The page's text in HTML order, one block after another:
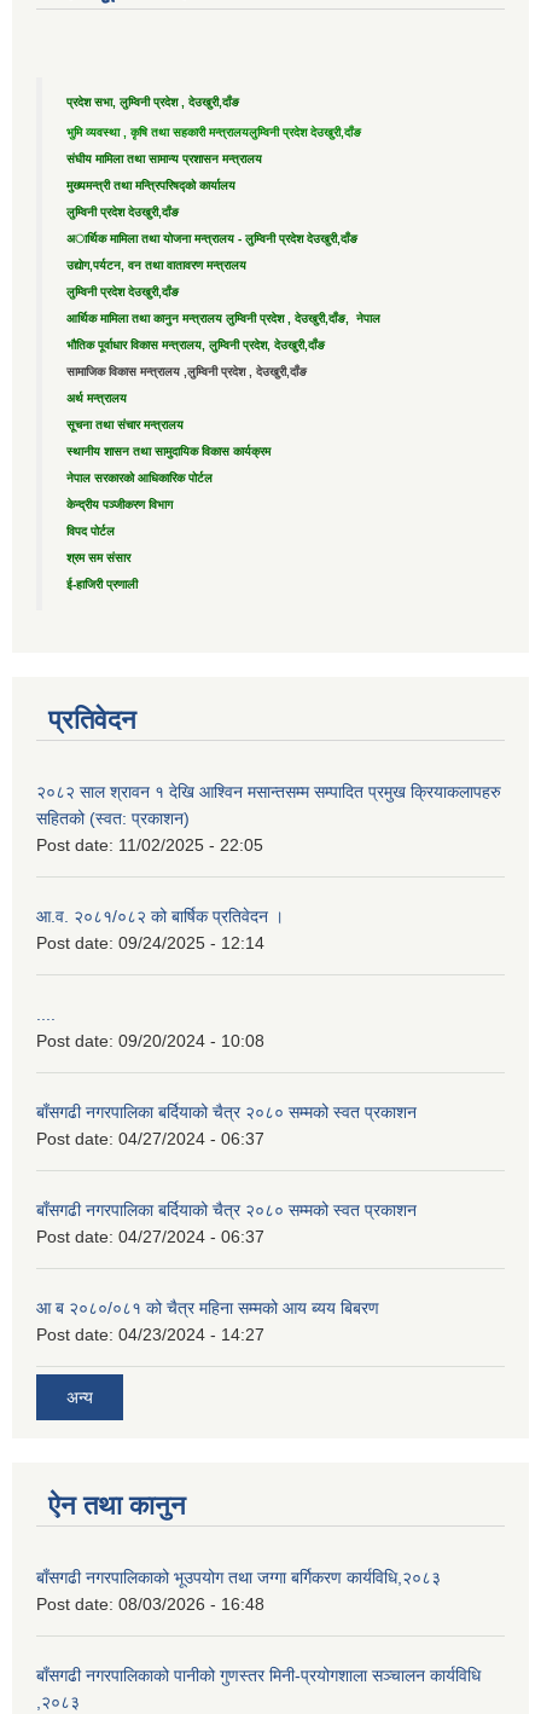
प्रदेश सभा, लुम्विनी प्रदेश , देउखुरी,दाँङ
भुमि व्यवस्था , कृषि तथा सहकारी मन्त्रालयलुम्विनी प्रदेश देउखुरी,दाँङ
संघीय मामिला तथा सामान्य प्रशासन मन्त्रालय
मुख्यमन्त्री तथा मन्त्रिपरिषद्को कार्यालय
लुम्विनी प्रदेश देउखुरी,दाँङ
अार्थिक मामिला तथा योजना मन्त्रालय - लुम्विनी प्रदेश देउखुरी,दाँङ
उद्याेग,पर्यटन, वन तथा वातावरण मन्त्रालय
लुम्विनी प्रदेश देउखुरी,दाँङ
आर्थिक मामिला तथा कानुन मन्त्रालय लुम्विनी प्रदेश , देउखुरी,दाँङ, नेपाल
भौतिक पूर्वाधार विकास मन्त्रालय, लुम्विनी प्रदेश, देउखुरी,दाँङ
सामाजिक विकास मन्त्रालय ,लुम्विनी प्रदेश , देउखुरी,दाँङ
अर्थ मन्त्रालय
सूचना तथा संचार मन्त्रालय
स्थानीय शासन तथा सामुदायिक विकास कार्यक्रम
नेपाल सरकारको आधिकारिक पोर्टल
केन्द्रीय पञ्जीकरण विभाग
विपद पोर्टल
श्रम सम संसार
ई-हाजिरी प्रणाली
प्रतिवेदन
२०८२ साल श्रावन १ देखि आश्विन मसान्तसम्म सम्पादित प्रमुख क्रियाकलापहरु
सहितको (स्वत: प्रकाशन)
Post date: 11/02/2025 - 22:05
आ.व. २०८१/०८२ को बार्षिक प्रतिवेदन ।
Post date: 09/24/2025 - 12:14
....
Post date: 09/20/2024 - 10:08
बाँसगढी नगरपालिका बर्दियाको चैत्र २०८० सम्मको स्वत प्रकाशन
Post date: 04/27/2024 - 06:37
बाँसगढी नगरपालिका बर्दियाको चैत्र २०८० सम्मको स्वत प्रकाशन
Post date: 04/27/2024 - 06:37
आ ब २०८०/०८१ को चैत्र महिना सम्मको आय ब्यय बिबरण
Post date: 04/23/2024 - 14:27
अन्य
ऐन तथा कानुन
बाँसगढी नगरपालिकाको भूउपयोग तथा जग्गा बर्गिकरण कार्यविधि,२०८३
Post date: 08/03/2026 - 16:48
बाँसगढी नगरपालिकाको पानीको गुणस्तर मिनी-प्रयोगशाला सञ्चालन कार्यविधि
,२०८३